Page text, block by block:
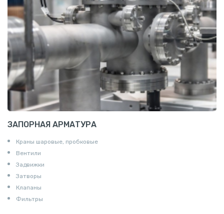
Пруток квадратный алюминиевый
Полоса алюминиевая
Пруток шестигранный алюминиевый
ЗАПОРНАЯ АРМАТУРА
Краны шаровые, пробковые
Вентили
Задвижки
Затворы
Клапаны
Фильтры